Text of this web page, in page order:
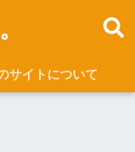
サイトについて